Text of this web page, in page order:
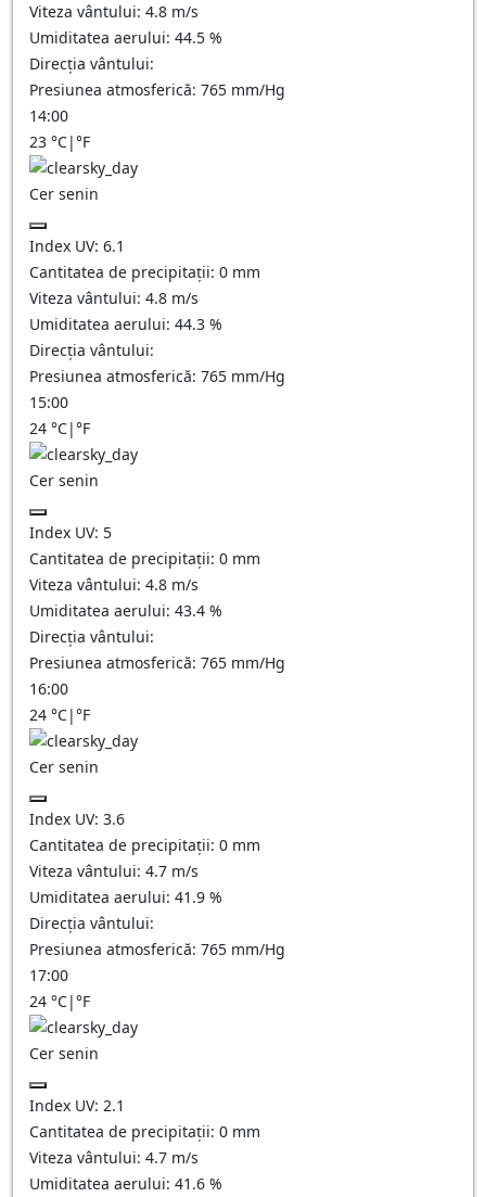
Viteza vântului: 4.8 m/s
Umiditatea aerului: 44.5 %
Direcția vântului:
Presiunea atmosferică: 765 mm/Hg
14:00
23 °C|°F
Cer senin
Index UV: 6.1
Cantitatea de precipitații: 0 mm
Viteza vântului: 4.8 m/s
Umiditatea aerului: 44.3 %
Direcția vântului:
Presiunea atmosferică: 765 mm/Hg
15:00
24 °C|°F
Cer senin
Index UV: 5
Cantitatea de precipitații: 0 mm
Viteza vântului: 4.8 m/s
Umiditatea aerului: 43.4 %
Direcția vântului:
Presiunea atmosferică: 765 mm/Hg
16:00
24 °C|°F
Cer senin
Index UV: 3.6
Cantitatea de precipitații: 0 mm
Viteza vântului: 4.7 m/s
Umiditatea aerului: 41.9 %
Direcția vântului:
Presiunea atmosferică: 765 mm/Hg
17:00
24 °C|°F
Cer senin
Index UV: 2.1
Cantitatea de precipitații: 0 mm
Viteza vântului: 4.7 m/s
Umiditatea aerului: 41.6 %